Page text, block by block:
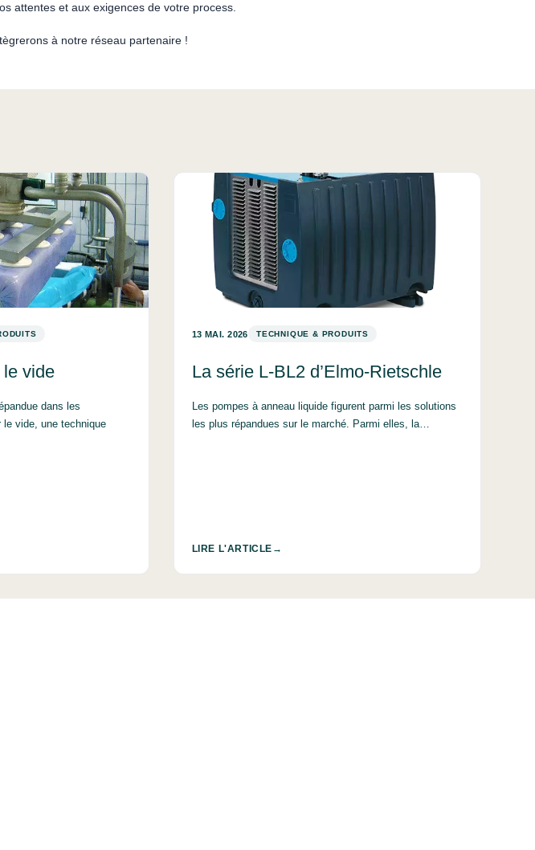
attentes et aux exigences de votre process.
à notre réseau partenaire !
le vide
dans les
le vide, une technique
13 MAI. 2026 TECHNIQUE & PRODUITS
La série L-BL2 d’Elmo-Rietschle
Les pompes à anneau liquide figurent parmi les solutions
les plus répandues sur le marché. Parmi elles, la…
LIRE L'ARTICLE